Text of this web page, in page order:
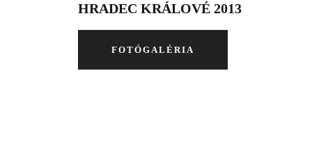
HRADEC KRÁLOVÉ 2013
FOTÓGALÉRIA